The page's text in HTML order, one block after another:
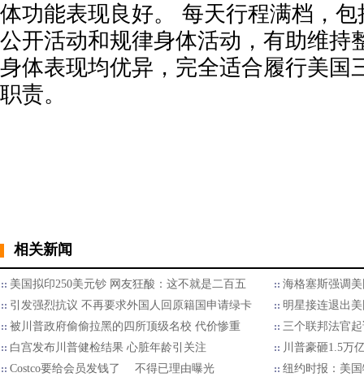
体功能表现良好。 每天行程满档，
公开活动和规律身体活动，有助维持
身体表现均优异，完全适合履行美国
职责。
相关新闻
美国拟印250美元钞 网友狂酸：这不就是二百五
海格塞斯强调
引发强烈抗议 不再要求外国人回原籍国申请绿卡
明星接连退出
被川普政府偷偷拉黑的四所顶级名校 代价惨重
三个联邦法官
白宫发布川普健检结果 心脏年龄引关注
川普豪砸1.5万
Costco要给会员发钱了 不得已理由曝光
纽约时报：美